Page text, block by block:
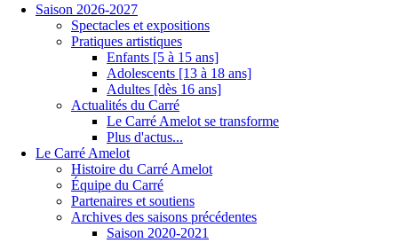
Saison 2026-2027
Spectacles et expositions
Pratiques artistiques
Enfants [5 à 15 ans]
Adolescents [13 à 18 ans]
Adultes [dès 16 ans]
Actualités du Carré
Le Carré Amelot se transforme
Plus d'actus...
Le Carré Amelot
Histoire du Carré Amelot
Équipe du Carré
Partenaires et soutiens
Archives des saisons précédentes
Saison 2020-2021